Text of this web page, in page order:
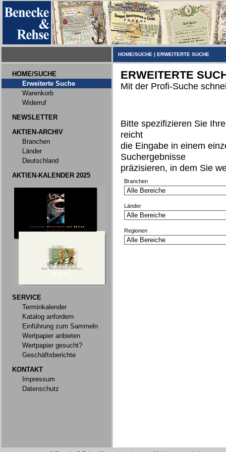
HOME/SUCHE | ERWEITERTE SUCHE
HOME/SUCHE
Erweiterte Suche
Warenkorb
Widerruf
NEWSLETTER
AKTIEN-ARCHIV
Branchen
Länder
Deutschland
AKTIEN-KALENDER 2025
SERVICE
Terminkalender
Katalog anfordern
Einführung zum Sammeln
Wertpapier anbieten
Wertpapier gesucht?
Geschäftsberichte
KONTAKT
Impressum
Datenschutz
ERWEITERTE
Mit der Profi-Suche
Bitte spezifizieren Sie
reicht
die Eingabe in einem
Suchergebnisse
präzisieren, in dem Sie
Branchen
Länder
Regionen